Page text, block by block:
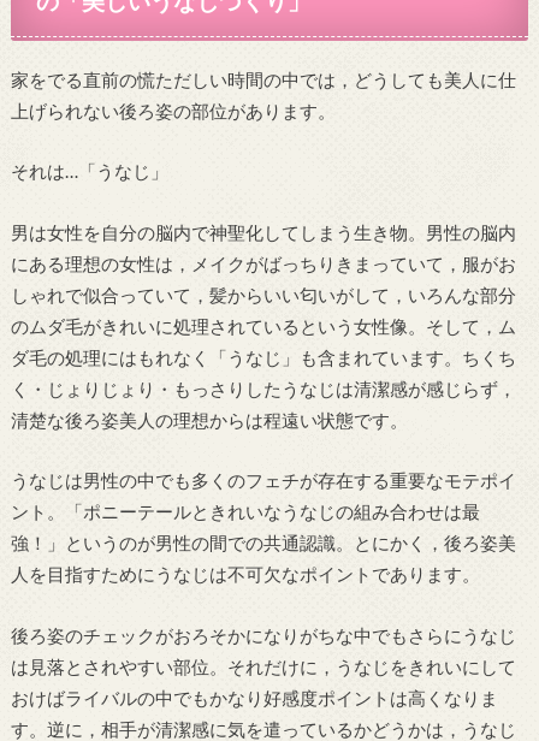
家をでる直前の慌ただしい時間の中では，どうしても美人に仕
上げられない後ろ姿の部位があります。
それは…「うなじ」
男は女性を自分の脳内で神聖化してしまう生き物。男性の脳内
にある理想の女性は，メイクがばっちりきまっていて，服がお
しゃれで似合っていて，髪からいい匂いがして，いろんな部分
のムダ毛がきれいに処理されているという女性像。そして，ム
ダ毛の処理にはもれなく「うなじ」も含まれています。ちくち
く・じょりじょり・もっさりしたうなじは清潔感が感じらず，
清楚な後ろ姿美人の理想からは程遠い状態です。
うなじは男性の中でも多くのフェチが存在する重要なモテポイ
ント。「ポニーテールときれいなうなじの組み合わせは最
強！」というのが男性の間での共通認識。とにかく，後ろ姿美
人を目指すためにうなじは不可欠なポイントであります。
後ろ姿のチェックがおろそかになりがちな中でもさらにうなじ
は見落とされやすい部位。それだけに，うなじをきれいにして
おけばライバルの中でもかなり好感度ポイントは高くなりま
す。逆に，相手が清潔感に気を遣っているかどうかは，うなじ